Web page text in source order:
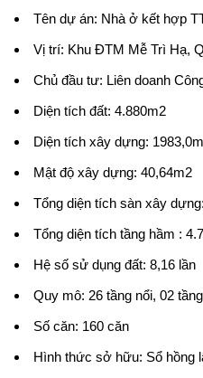
Tên dự án: Nhà ở kết hợp
Vị trí: Khu ĐTM Mễ Trì Hạ,
Chủ đầu tư: Liên doanh
Diện tích đất: 4.880m2
Diện tích xây dựng:
Mật độ xây dựng: 40,64m2
Tổng diện tích sàn xây
Tổng diện tích tầng hầm :
Hệ số sử dụng đất: 8,16 lần
Quy mô: 26 tầng nổi, 02
Số căn: 160 căn
Hình thức sở hữu: Sổ hồng